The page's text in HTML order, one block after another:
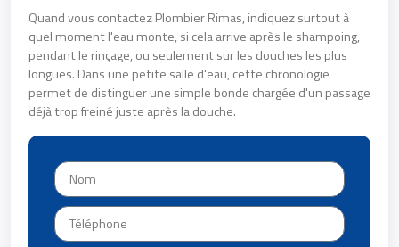
Quand vous contactez Plombier Rimas, indiquez surtout à
quel moment l'eau monte, si cela arrive après le shampoing,
pendant le rinçage, ou seulement sur les douches les plus
longues. Dans une petite salle d'eau, cette chronologie
permet de distinguer une simple bonde chargée d'un passage
déjà trop freiné juste après la douche.